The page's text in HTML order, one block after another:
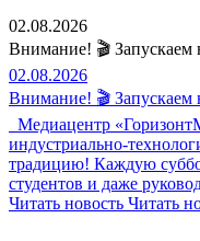
02.08.2026
Внимание! 🎬 Запускаем
02.08.2026
Внимание! 🎬 Запускаем
Медиацентр
индустриально-
традицию! Каждую
студентов и даже
Читать новость Читать